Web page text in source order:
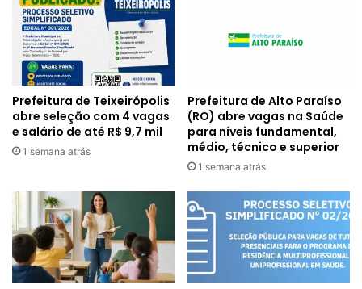
Prefeitura de Teixeirópolis
abre seleção com 4 vagas
e salário de até R$ 9,7 mil
1 semana atrás
Prefeitura de Alto Paraíso
(RO) abre vagas na Saúde
para níveis fundamental,
médio, técnico e superior
1 semana atrás